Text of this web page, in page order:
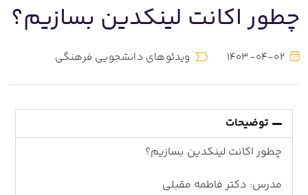
چطور اکانت لینکدین بسازیم؟
1403-04-02 ویدئوهای دانشجویی فرهنگی
توضیحات
چطور اکانت لینکدین بسازیم؟
مدرس: دکتر فاطمه مقبلی